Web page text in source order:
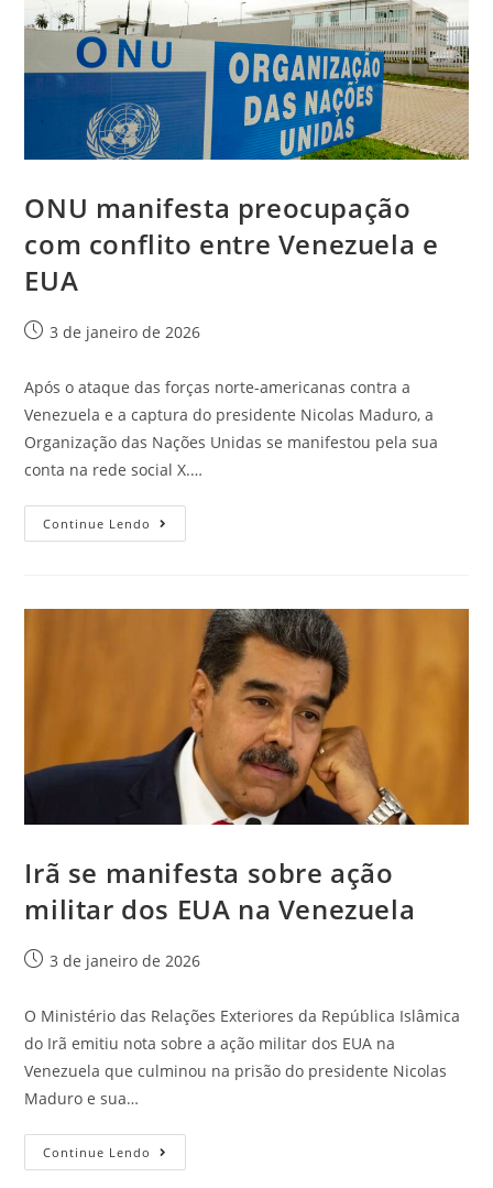
ONU manifesta preocupação
com conflito entre Venezuela e
EUA
3 de janeiro de 2026
Após o ataque das forças norte-americanas contra a
Venezuela e a captura do presidente Nicolas Maduro, a
Organização das Nações Unidas se manifestou pela sua
conta na rede social X.…
Continue Lendo
Irã se manifesta sobre ação
militar dos EUA na Venezuela
3 de janeiro de 2026
O Ministério das Relações Exteriores da República Islâmica
do Irã emitiu nota sobre a ação militar dos EUA na
Venezuela que culminou na prisão do presidente Nicolas
Maduro e sua…
Continue Lendo